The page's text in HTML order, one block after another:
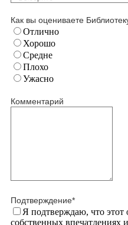
Как вы оцениваете
Отлично
Хорошо
Средне
Плохо
Ужасно
Комментарий
Подтверждение*
Я подтверждаю, что этот
собственных впечатлениях